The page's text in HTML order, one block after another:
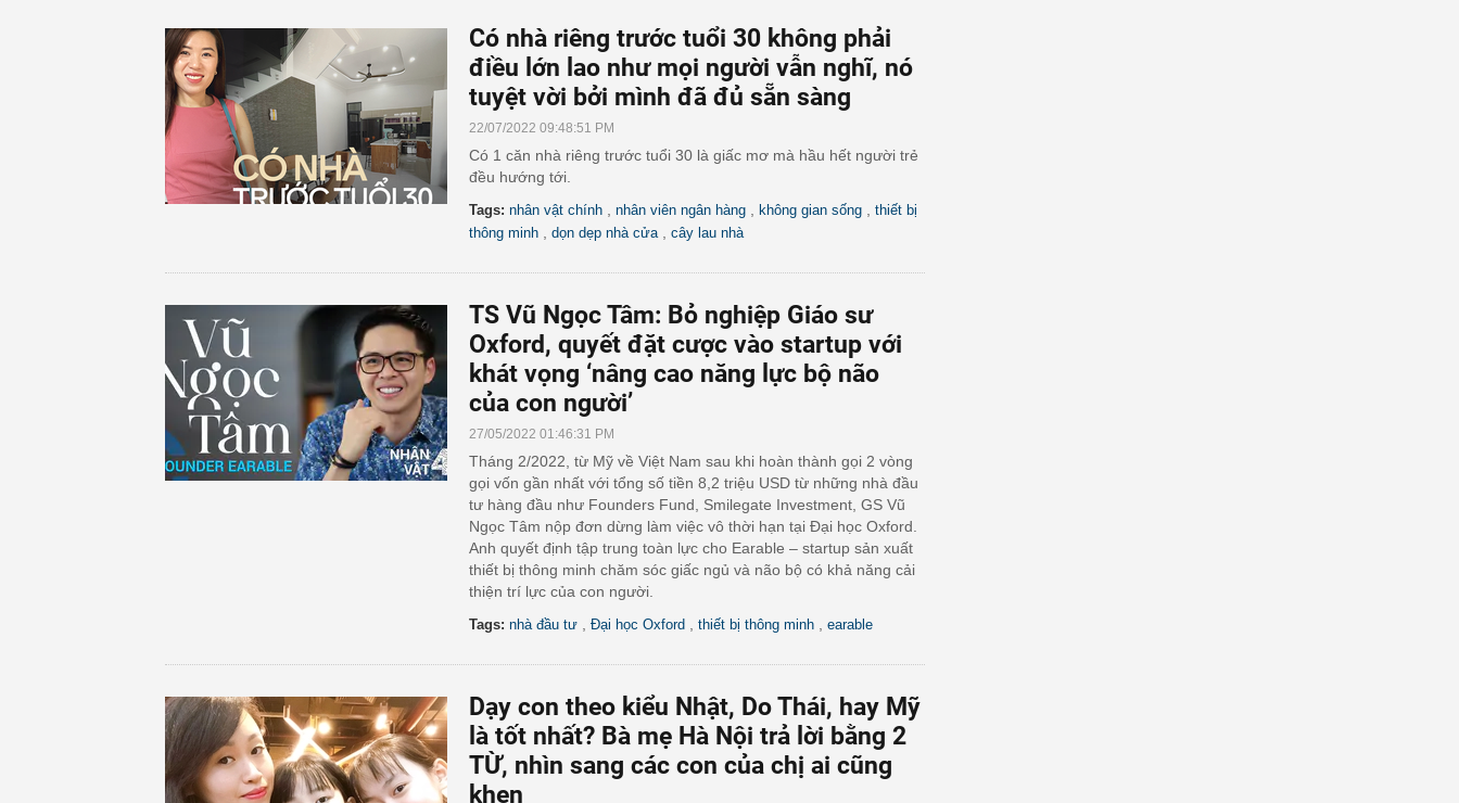
Có nhà riêng trước tuổi 30 không phải
điều lớn lao như mọi người vẫn nghĩ, nó
tuyệt vời bởi mình đã đủ sẵn sàng
22/07/2022 09:48:51 PM
Có 1 căn nhà riêng trước tuổi 30 là giấc mơ mà hầu hết người trẻ
đều hướng tới.
Tags: nhân vật chính nhân viên ngân hàng không gian sống
thiết bị
thông minh
dọn dẹp nhà cửa cây lau nhà
TS Vũ Ngọc Tâm: Bỏ nghiệp Giáo sư
Oxford, quyết đặt cược vào startup với
khát vọng ‘nâng cao năng lực bộ não
của con người’
27/05/2022 01:46:31 PM
Tháng 2/2022, từ Mỹ về Việt Nam sau khi hoàn thành gọi 2 vòng
gọi vốn gần nhất với tổng số tiền 8,2 triệu USD từ những nhà đầu
tư hàng đầu như Founders Fund, Smilegate Investment, GS Vũ
Ngọc Tâm nộp đơn dừng làm việc vô thời hạn tại Đại học Oxford.
Anh quyết định tập trung toàn lực cho Earable – startup sản xuất
thiết bị thông minh chăm sóc giấc ngủ và não bộ có khả năng cải
thiện trí lực của con người.
Tags: nhà đầu tư Đại học Oxford thiết bị thông minh earable
Dạy con theo kiểu Nhật, Do Thái, hay Mỹ
là tốt nhất? Bà mẹ Hà Nội trả lời bằng 2
TỪ, nhìn sang các con của chị ai cũng
khen